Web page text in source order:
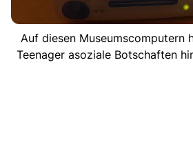
Auf diesen Museumscomputern
Teenager asoziale Botschaften